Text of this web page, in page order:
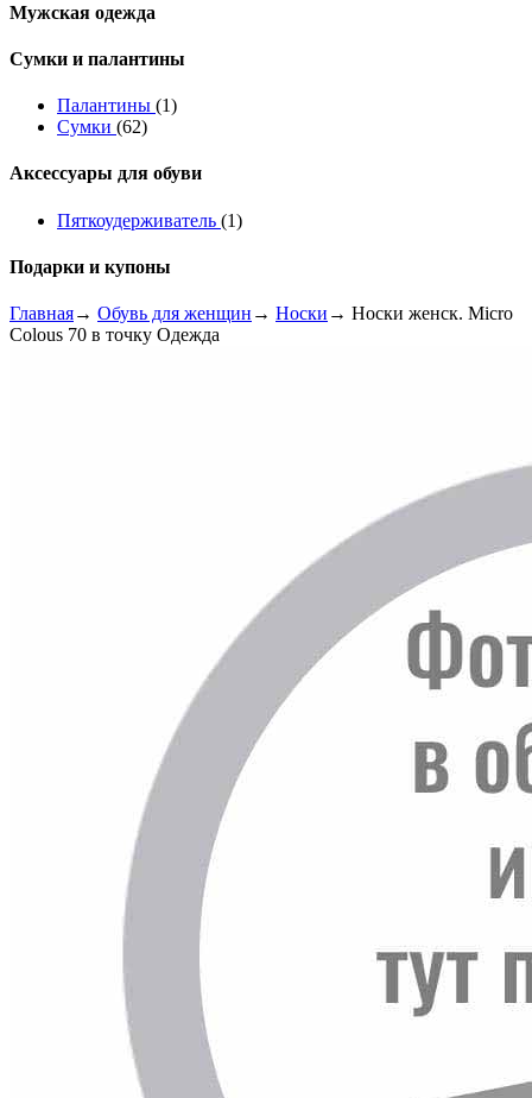
Мужская одежда
Сумки и палантины
Палантины (1)
Сумки (62)
Аксессуары для обуви
Пяткоудерживатель (1)
Подарки и купоны
Главная→ Обувь для женщин → Носки → Носки женск. Micro
Colous 70 в точку Одежда